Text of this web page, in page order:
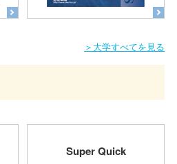
＞大学すべてを見る
Super Quick